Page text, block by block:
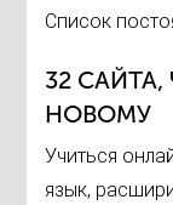
Список
32
НОВОМУ
Учиться
язык,